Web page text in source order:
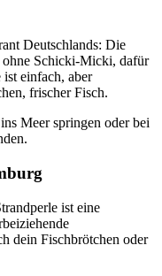
Deutschlands: Die
Schicki-Micki, dafür
einfach, aber
frischer Fisch.
Meer springen oder bei
ist eine
dein Fischbrötchen oder